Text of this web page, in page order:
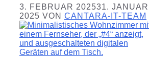
3. FEBRUAR 202531. JANUAR
2025 VON CANTARA-IT-TEAM